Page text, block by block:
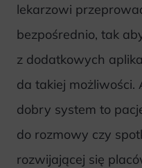
lekarzowi
bezpośrednio, tak
z dodatkowych
da takiej możliwości.
dobry system to
do rozmowy czy
rozwijającej się